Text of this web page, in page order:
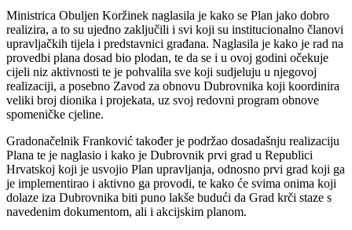
Ministrica Obuljen Koržinek naglasila je kako se Plan jako dobro
realizira, a to su ujedno zaključili i svi koji su institucionalno članovi
upravljačkih tijela i predstavnici građana. Naglasila je kako je rad na
provedbi plana dosad bio plodan, te da se i u ovoj godini očekuje
cijeli niz aktivnosti te je pohvalila sve koji sudjeluju u njegovoj
realizaciji, a posebno Zavod za obnovu Dubrovnika koji koordinira
veliki broj dionika i projekata, uz svoj redovni program obnove
spomeničke cjeline.
Gradonačelnik Franković također je podržao dosadašnju realizaciju
Plana te je naglasio i kako je Dubrovnik prvi grad u Republici
Hrvatskoj koji je usvojio Plan upravljanja, odnosno prvi grad koji ga
je implementirao i aktivno ga provodi, te kako će svima onima koji
dolaze iza Dubrovnika biti puno lakše budući da Grad krči staze s
navedenim dokumentom, ali i akcijskim planom.